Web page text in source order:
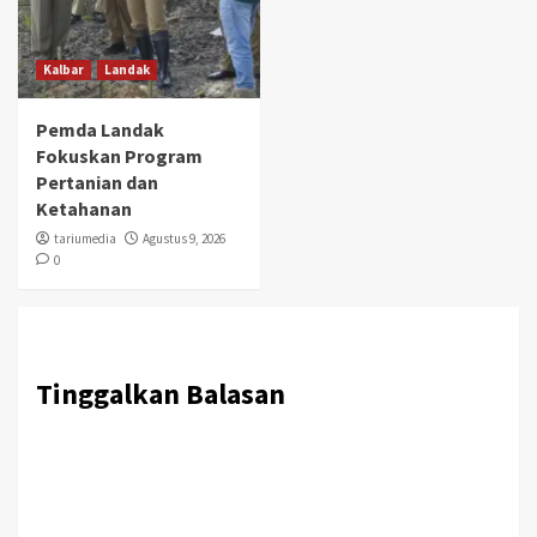
Kalbar Landak
Pemda Landak
Fokuskan Program
Pertanian dan
Ketahanan
tariumedia
Agustus 9, 2026
0
Tinggalkan Balasan